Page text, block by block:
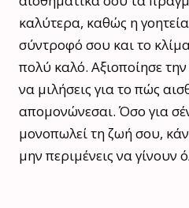
καλύτερα, καθώς η
σύντροφό σου και το
πολύ καλό. Αξιοποίησε
να μιλήσεις για το πώς
απομονώνεσαι. Όσο για
μονοπωλεί τη ζωή σου,
μην περιμένεις να γίνουν